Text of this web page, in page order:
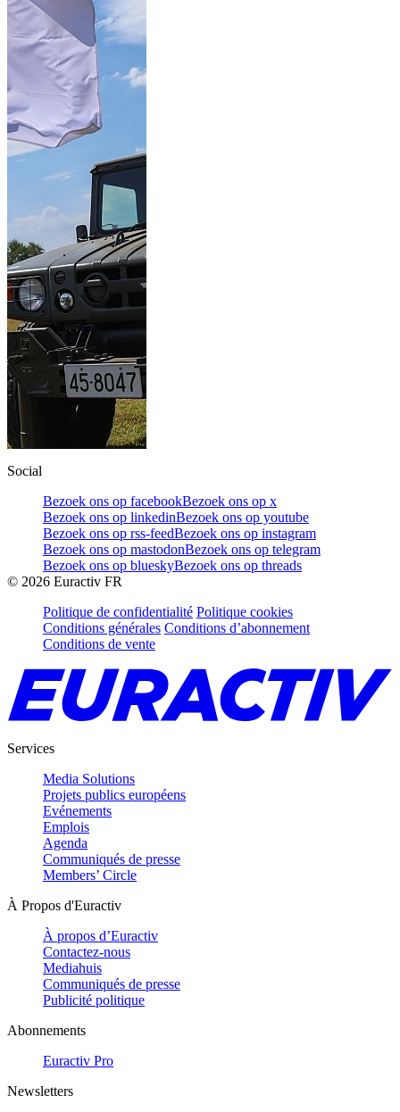
Social
Bezoek ons op facebookBezoek ons op x
Bezoek ons op linkedinBezoek ons op youtube
Bezoek ons op rss-feedBezoek ons op instagram
Bezoek ons op mastodonBezoek ons op telegram
Bezoek ons op blueskyBezoek ons op threads
© 2026 Euractiv FR
Politique de confidentialité Politique cookies
Conditions générales Conditions d’abonnement
Conditions de vente
Services
Media Solutions
Projets publics européens
Evénements
Emplois
Agenda
Communiqués de presse
Members’ Circle
À Propos d'Euractiv
À propos d’Euractiv
Contactez-nous
Mediahuis
Communiqués de presse
Publicité politique
Abonnements
Euractiv Pro
Newsletters